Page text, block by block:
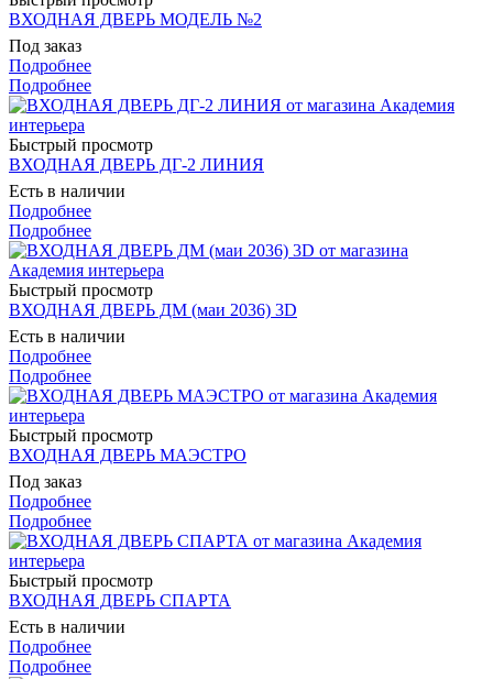
ВХОДНАЯ ДВЕРЬ МОДЕЛЬ №2
Под заказ
Подробнее
Подробнее
Быстрый просмотр
ВХОДНАЯ ДВЕРЬ ДГ-2 ЛИНИЯ
Есть в наличии
Подробнее
Подробнее
Быстрый просмотр
ВХОДНАЯ ДВЕРЬ ДМ (маи 2036) 3D
Есть в наличии
Подробнее
Подробнее
Быстрый просмотр
ВХОДНАЯ ДВЕРЬ МАЭСТРО
Под заказ
Подробнее
Подробнее
Быстрый просмотр
ВХОДНАЯ ДВЕРЬ СПАРТА
Есть в наличии
Подробнее
Подробнее